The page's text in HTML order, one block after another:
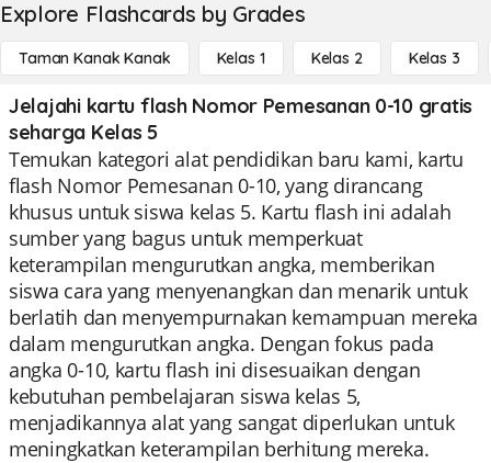
Explore Flashcards by Grades
Taman Kanak Kanak Kelas 1 Kelas 2 Kelas 3
Jelajahi kartu flash Nomor Pemesanan 0-10 gratis
seharga Kelas 5
Temukan kategori alat pendidikan baru kami, kartu
flash Nomor Pemesanan 0-10, yang dirancang
khusus untuk siswa kelas 5. Kartu flash ini adalah
sumber yang bagus untuk memperkuat
keterampilan mengurutkan angka, memberikan
siswa cara yang menyenangkan dan menarik untuk
berlatih dan menyempurnakan kemampuan mereka
dalam mengurutkan angka. Dengan fokus pada
angka 0-10, kartu flash ini disesuaikan dengan
kebutuhan pembelajaran siswa kelas 5,
menjadikannya alat yang sangat diperlukan untuk
meningkatkan keterampilan berhitung mereka.